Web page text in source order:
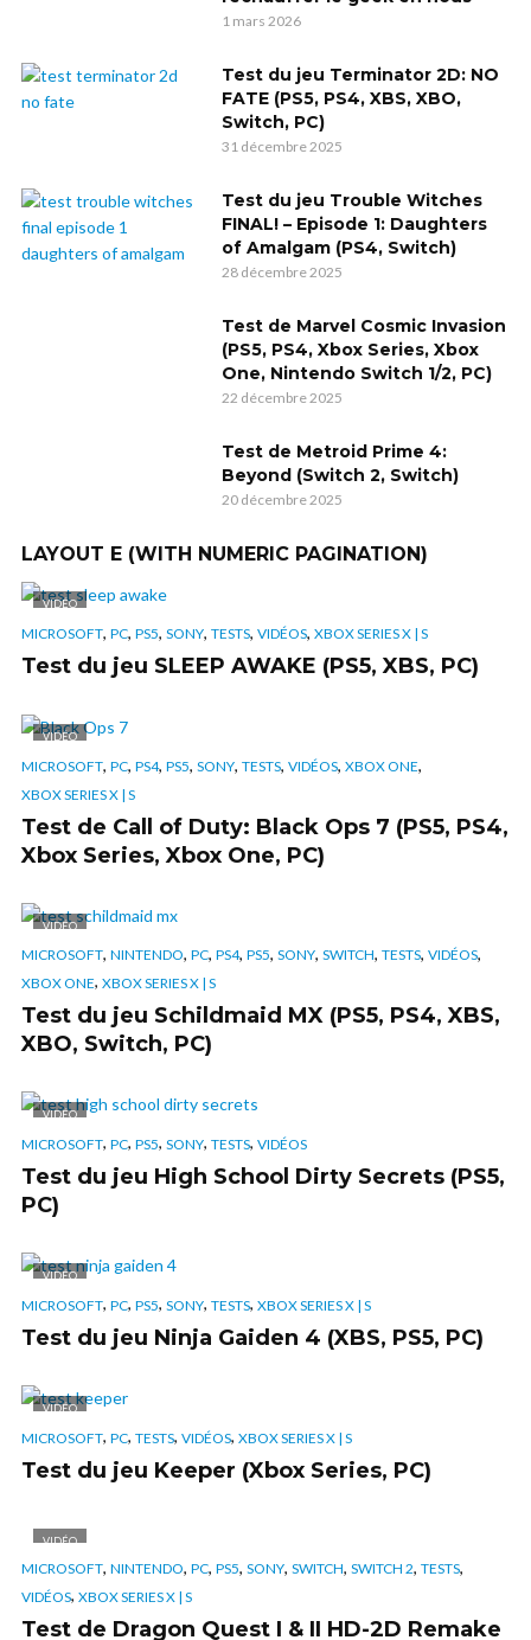
1 mars 2026
Test du jeu Terminator 2D: NO
FATE (PS5, PS4, XBS, XBO,
Switch, PC)
31 décembre 2025
Test du jeu Trouble Witches
FINAL! – Episode 1: Daughters
of Amalgam (PS4, Switch)
28 décembre 2025
Test de Marvel Cosmic Invasion
(PS5, PS4, Xbox Series, Xbox
One, Nintendo Switch 1/2, PC)
22 décembre 2025
Test de Metroid Prime 4:
Beyond (Switch 2, Switch)
20 décembre 2025
LAYOUT E (WITH NUMERIC PAGINATION)
VIDÉO
MICROSOFT, PC, PS5, SONY, TESTS, VIDÉOS, XBOX SERIES X | S
Test du jeu SLEEP AWAKE (PS5, XBS, PC)
VIDÉO
MICROSOFT, PC, PS4, PS5, SONY, TESTS, VIDÉOS, XBOX ONE,
XBOX SERIES X | S
Test de Call of Duty: Black Ops 7 (PS5, PS4,
Xbox Series, Xbox One, PC)
VIDÉO
MICROSOFT, NINTENDO, PC, PS4, PS5, SONY, SWITCH, TESTS, VIDÉOS,
XBOX ONE, XBOX SERIES X | S
Test du jeu Schildmaid MX (PS5, PS4, XBS,
XBO, Switch, PC)
VIDÉO
MICROSOFT, PC, PS5, SONY, TESTS, VIDÉOS
Test du jeu High School Dirty Secrets (PS5,
PC)
VIDÉO
MICROSOFT, PC, PS5, SONY, TESTS, XBOX SERIES X | S
Test du jeu Ninja Gaiden 4 (XBS, PS5, PC)
VIDÉO
MICROSOFT, PC, TESTS, VIDÉOS, XBOX SERIES X | S
Test du jeu Keeper (Xbox Series, PC)
VIDÉO
MICROSOFT, NINTENDO, PC, PS5, SONY, SWITCH, SWITCH 2, TESTS,
VIDÉOS, XBOX SERIES X | S
Test de Dragon Quest I & II HD-2D Remake